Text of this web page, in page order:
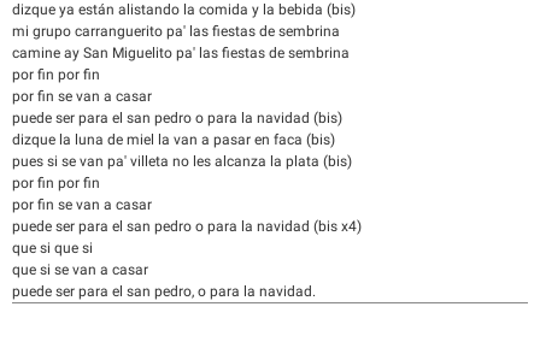
dizque ya están alistando la comida y la bebida (bis)
mi grupo carranguerito pa' las fiestas de sembrina
camine ay San Miguelito pa' las fiestas de sembrina
por fin por fin
por fin se van a casar
puede ser para el san pedro o para la navidad (bis)
dizque la luna de miel la van a pasar en faca (bis)
pues si se van pa' villeta no les alcanza la plata (bis)
por fin por fin
por fin se van a casar
puede ser para el san pedro o para la navidad (bis x4)
que si que si
que si se van a casar
puede ser para el san pedro, o para la navidad.